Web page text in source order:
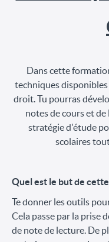
Dans cette
techniques
droit. Tu pourras
notes de cours et
stratégie d'étude
scolaires
Quel est le but de
Te donner les outils
Cela passe par la prise
de note de lecture. De